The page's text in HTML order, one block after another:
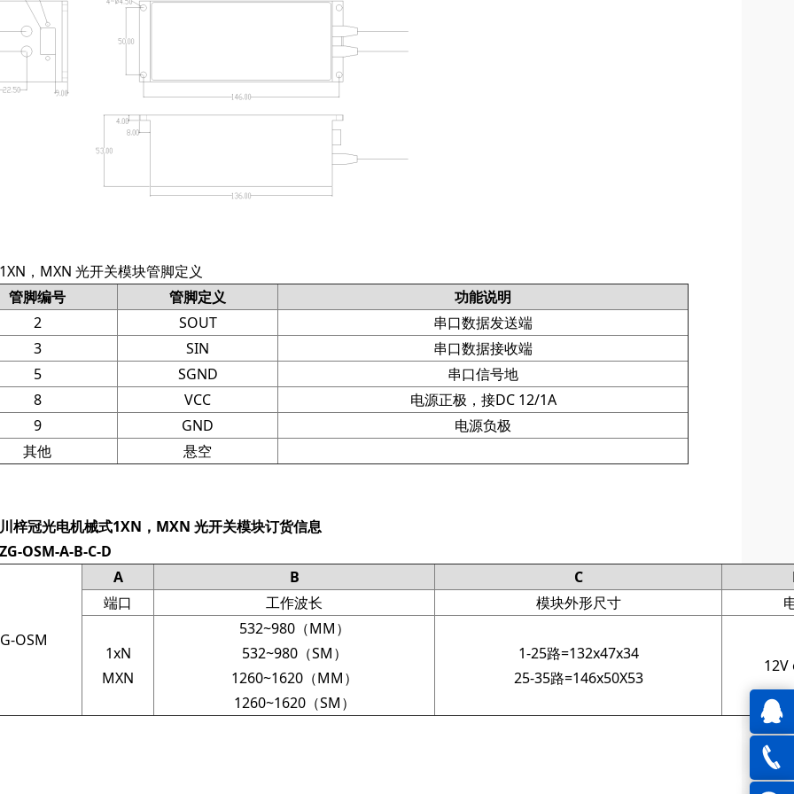
，MXN 光开关模块管脚定义
管脚编号
管脚定义
功能说明
2
SOUT
串口数据发送端
3
SIN
串口数据接收端
5
SGND
串口信号地
8
VCC
电源正极，接DC 12/1A
9
GND
电源负极
其他
悬空
梓冠光电机械式1XN，MXN 光开关模块订货信息
OSM-A-B-C-D
OSM
A B C
端口
工作波长 模块外形尺寸
1xN
MXN
532~980（MM）
532~980（SM）
1260~1620（MM）
1260~1620（SM）
1-25路=132x47x34
25-35路=146x50X53
QQ在